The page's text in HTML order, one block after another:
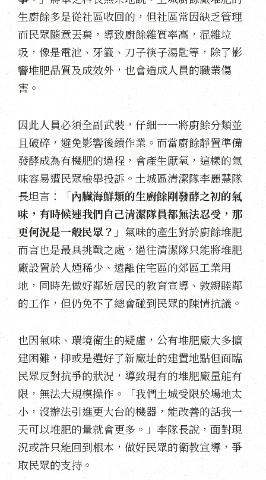
生廚餘多是從社區收回的，但社區常因缺乏管理
而民眾隨意丟棄，導致廚餘雜質率高，混雜垃
圾，像是電池、牙籤、刀子筷子湯匙等，除了影
響堆肥品質及成效外，也會造成人員的職業傷
害。
因此人員必須全副武裝，仔細一一將廚餘分類並
且破碎，避免影響後續作業。而當廚餘靜置準備
發酵成為有機肥的過程，會產生厭氧，這樣的氣
味容易遭民眾檢舉投訴。土城區清潔隊李麗慧隊
長坦言：「內臟海鮮類的生廚餘剛發酵之初的氣
味，有時候連我們自己清潔隊員都無法忍受，那
更何況是一般民眾？ 」氣味的產生對於廚餘堆肥
而言也是最具挑戰之處，過往清潔隊只能將堆肥
廠設置於人煙稀少、遠離住宅區的郊區工業用
地，同時先做好鄰近居民的教育宣導、敦親睦鄰
的工作，但仍免不了總會碰到民眾的陳情抗議。
也因氣味、環境衛生的疑慮，公有堆肥廠大多擴
建困難，抑或是選好了新廠址的建置地點但面臨
民眾反對抗爭的狀況，導致現有的堆肥廠量能有
限，無法大規模操作。「我們土城受限於場地太
小，沒辦法引進更大台的機器，能改善的話我一
天可以堆肥的量就會更多。」李隊長說，面對現
況或許只能回到根本，做好民眾的衛教宣導，爭
取民眾的支持。